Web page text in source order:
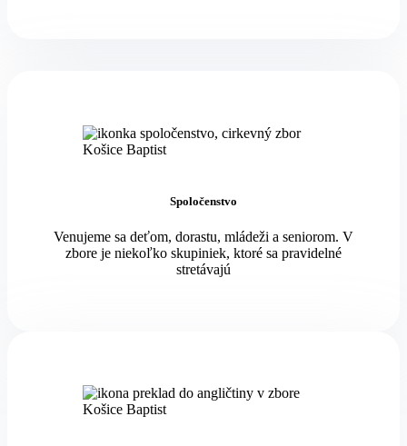
Spoločenstvo
Venujeme sa deťom, dorastu, mládeži a seniorom. V
zbore je niekoľko skupiniek, ktoré sa pravidelné
stretávajú